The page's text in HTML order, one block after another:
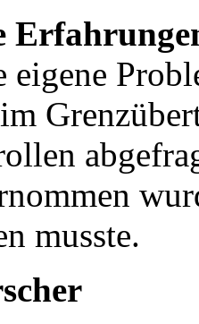
eigene
musste.